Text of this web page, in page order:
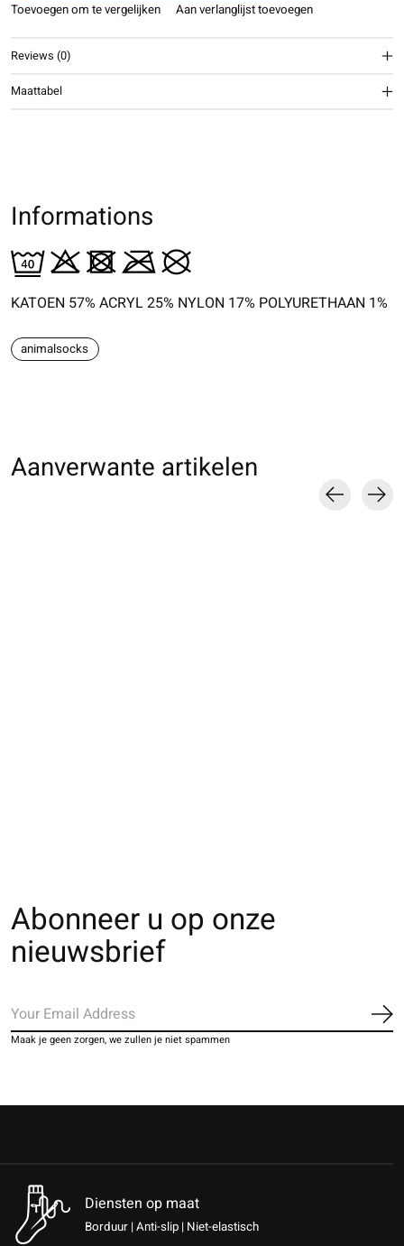
Toevoegen om te vergelijken Aan verlanglijst toevoegen
Reviews (0)
Maattabel
Informations
KATOEN 57% ACRYL 25% NYLON 17% POLYURETHAAN 1%
animalsocks
Aanverwante artikelen
Abonneer u op onze
nieuwsbrief
Maak je geen zorgen, we zullen je niet spammen
Diensten op maat
Borduur | Anti-slip | Niet-elastisch